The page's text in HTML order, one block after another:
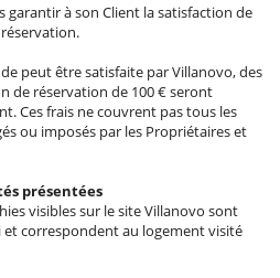
garantir à son Client la satisfaction de
peut être satisfaite par Villanovo, des
de réservation de 100 € seront
Ces frais ne couvrent pas tous les
ou imposés par les Propriétaires et
présentées
visibles sur le site Villanovo sont
correspondent au logement visité